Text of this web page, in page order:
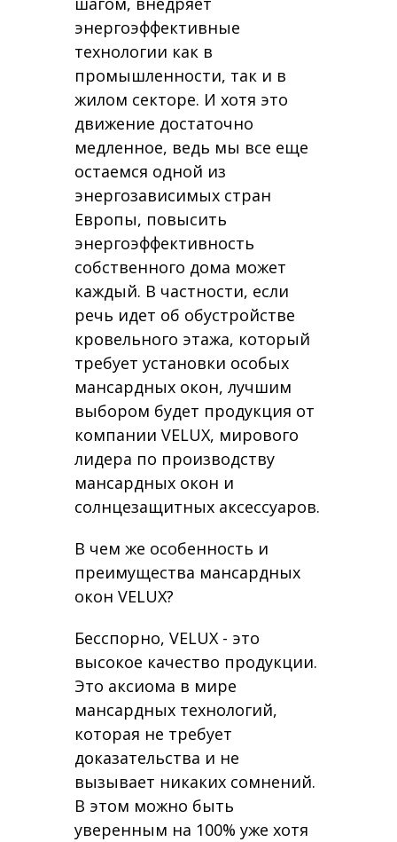
энергоэффективные
технологии как в
промышленности, так и в
жилом секторе. И хотя это
движение достаточно
медленное, ведь мы все еще
остаемся одной из
энергозависимых стран
Европы, повысить
энергоэффективность
собственного дома может
каждый. В частности, если
речь идет об обустройстве
кровельного этажа, который
требует установки особых
мансардных окон, лучшим
выбором будет продукция от
компании VELUX, мирового
лидера по производству
мансардных окон и
солнцезащитных аксессуаров.
В чем же особенность и
преимущества мансардных
окон VELUX?
Бесспорно, VELUX - это
высокое качество продукции.
Это аксиома в мире
мансардных технологий,
которая не требует
доказательства и не
вызывает никаких сомнений.
В этом можно быть
уверенным на 100% уже хотя